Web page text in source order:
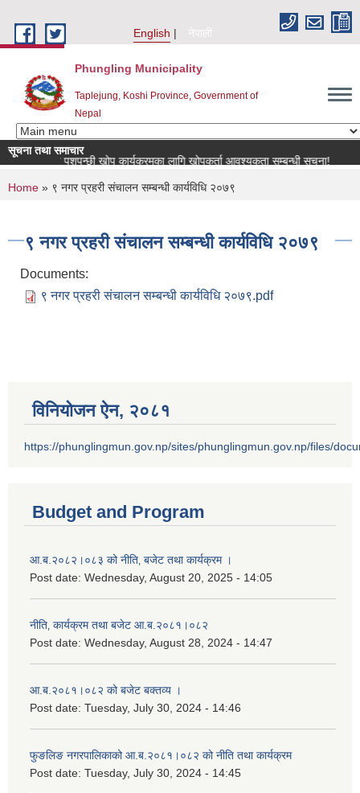
English
नेपाली
Phungling Municipality
Taplejung, Koshi Province, Government of
Nepal
सूचना तथा समाचार
पशुपन्छी खोप कार्यक्रमका लागि खोपकर्ता आवश्यकता सम्बन्धी सूचना!
You are here
Home » ९ नगर प्रहरी संचालन सम्बन्धी कार्यविधि २०७९
९ नगर प्रहरी संचालन सम्बन्धी कार्यविधि २०७९
Documents:
९ नगर प्रहरी संचालन सम्बन्धी कार्यविधि २०७९.pdf
विनियोजन ऐन‚ २०८१
https://phunglingmun.gov.np/sites/phunglingmun.gov.np/files/
Budget and Program
आ.ब.२०८२।०८३ को नीति‚ बजेट तथा कार्यक्रम ।
Post date: Wednesday, August 20, 2025 - 14:05
नीति‚ कार्यक्रम तथा बजेट आ.ब.२०८१।०८२
Post date: Wednesday, August 28, 2024 - 14:47
आ.ब.२०८१।०८२ को बजेट बक्तव्य ।
Post date: Tuesday, July 30, 2024 - 14:46
फुङलिङ नगरपालिकाको आ.ब.२०८१।०८२ को नीति तथा कार्यक्रम
Post date: Tuesday, July 30, 2024 - 14:45